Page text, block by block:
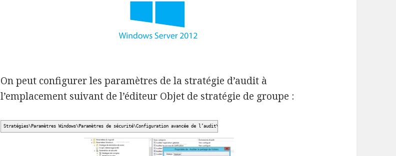
On peut configurer les paramètres de la stratégie d’audit à
l’emplacement suivant de l’éditeur Objet de stratégie de groupe :
Stratégies\Paramètres Windows\Paramètres de sécurité\Configuration avancée de l’audit\Accès à l’objet\Stratégie Paramètre Auditer le partage de fichiers